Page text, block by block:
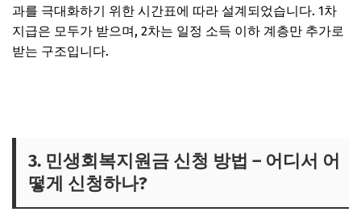
과를 극대화하기 위한 시간표에 따라 설계되었습니다. 1차
지급은 모두가 받으며, 2차는 일정 소득 이하 계층만 추가로
받는 구조입니다.
3. 민생회복지원금 신청 방법 – 어디서 어
떻게 신청하나?